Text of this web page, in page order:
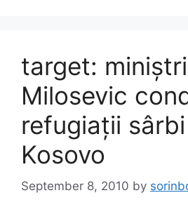
target:
Milosevic
refugiații
Kosovo
September 8, 2010 by